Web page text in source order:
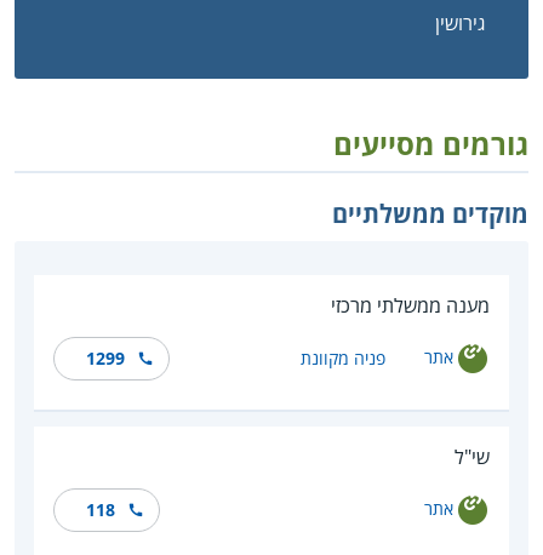
גירושין
גורמים מסייעים
מוקדים ממשלתיים
מענה ממשלתי מרכזי
אתר פניה מקוונת 1299
שי"ל
אתר 118